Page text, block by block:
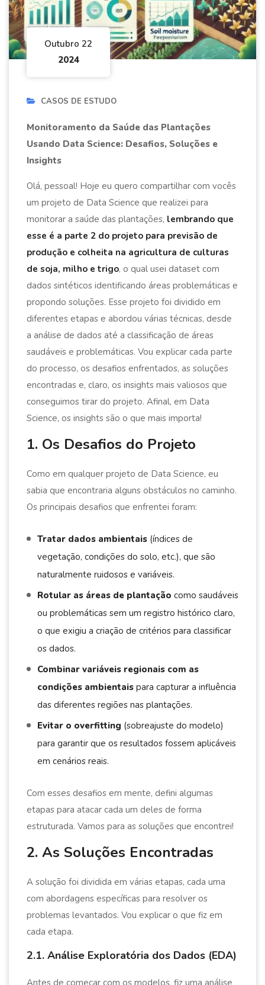
Outubro 22
2024
CASOS DE ESTUDO
Monitoramento da Saúde das Plantações
Usando Data Science: Desafios, Soluções e
Insights
Olá, pessoal! Hoje eu quero compartilhar com vocês
um projeto de Data Science que realizei para
monitorar a saúde das plantações, lembrando que
esse é a parte 2 do projeto para previsão de
produção e colheita na agricultura de culturas
de soja, milho e trigo, o qual usei dataset com
dados sintéticos identificando áreas problemáticas e
propondo soluções. Esse projeto foi dividido em
diferentes etapas e abordou várias técnicas, desde
a análise de dados até a classificação de áreas
saudáveis e problemáticas. Vou explicar cada parte
do processo, os desafios enfrentados, as soluções
encontradas e, claro, os insights mais valiosos que
conseguimos tirar do projeto. Afinal, em Data
Science, os insights são o que mais importa!
1. Os Desafios do Projeto
Como em qualquer projeto de Data Science, eu
sabia que encontraria alguns obstáculos no caminho.
Os principais desafios que enfrentei foram:
Tratar dados ambientais (índices de
vegetação, condições do solo, etc.), que são
naturalmente ruidosos e variáveis.
Rotular as áreas de plantação como saudáveis
ou problemáticas sem um registro histórico claro,
o que exigiu a criação de critérios para classificar
os dados.
Combinar variáveis regionais com as
condições ambientais para capturar a influência
das diferentes regiões nas plantações.
Evitar o overfitting (sobreajuste do modelo)
para garantir que os resultados fossem aplicáveis
em cenários reais.
Com esses desafios em mente, defini algumas
etapas para atacar cada um deles de forma
estruturada. Vamos para as soluções que encontrei!
2. As Soluções Encontradas
A solução foi dividida em várias etapas, cada uma
com abordagens específicas para resolver os
problemas levantados. Vou explicar o que fiz em
cada etapa.
2.1. Análise Exploratória dos Dados (EDA)
Antes de começar com os modelos, fiz uma análise